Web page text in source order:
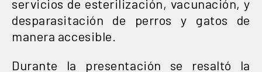
servicios de esterilización, vacunación, y
desparasitación de perros y gatos de
manera accesible.
Durante la presentación se resaltó la